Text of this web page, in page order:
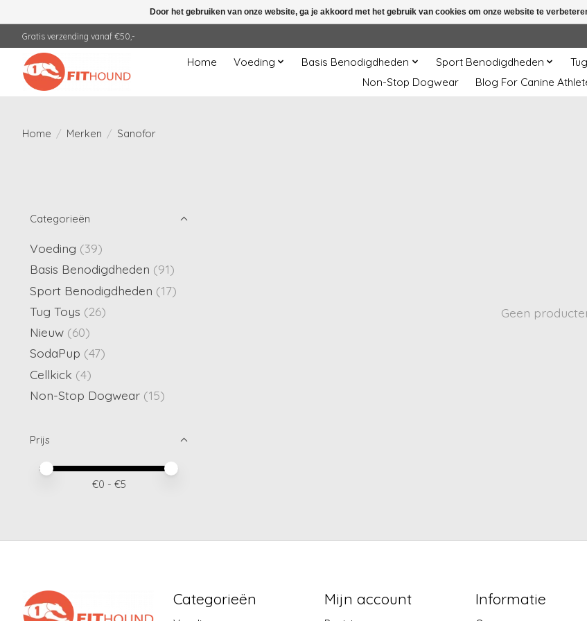
Gratis verzending vanaf €50,-
Home Voeding Basis Benodigdheden Sport Benodigdheden
Non-Stop Dogwear
Blog For Canine
Home / Merken / Sanofor
Categorieën
Voeding (39)
Basis Benodigdheden (91)
Sport Benodigdheden (17)
Tug Toys (26)
Nieuw (60)
SodaPup (47)
Cellkick (4)
Non-Stop Dogwear (15)
Prijs
Minimale prijswaarde
Price maximum value
€0 - €5
Geen
Categorieën Mijn account Informatie
Door het gebruiken van onze website, ga je akkoord met het gebruik van cookies om onze website te